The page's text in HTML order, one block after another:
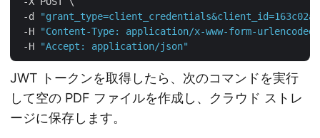
-d
-H
"Content-Type: application/x-www-form-urlencoded"
-H
"Accept: application/json"
JWT トークンを取得したら、次のコマンドを実行
して空の PDF ファイルを作成し、クラウド ストレ
ージに保存します。